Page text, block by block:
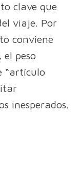
clave que
viaje. Por
conviene
el peso
“artículo
inesperados.